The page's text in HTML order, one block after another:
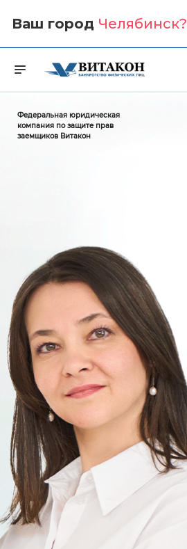
Ваш город Челябинск?
Федеральная юридическая
компания по защите прав
заемщиков Витакон